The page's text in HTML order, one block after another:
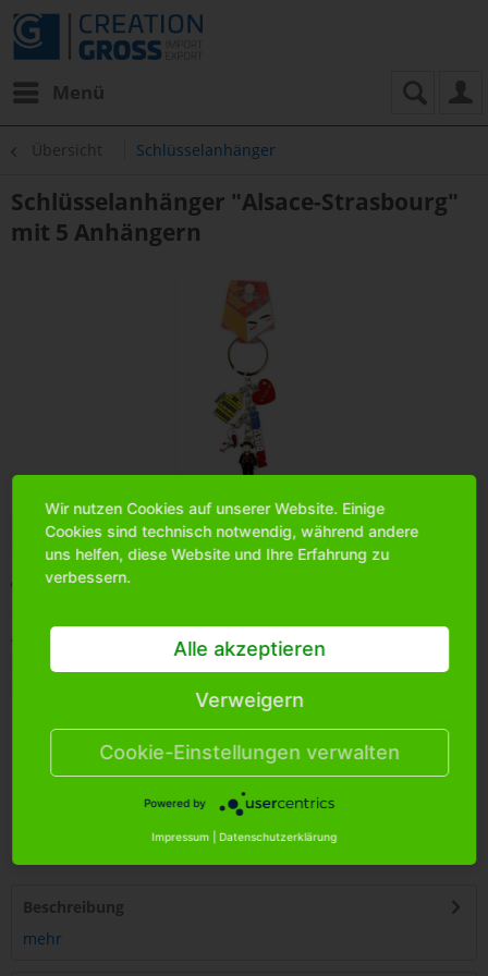
Menü
Übersicht Schlüsselanhänger
Schlüsselanhänger "Alsace-Strasbourg"
mit 5 Anhängern
Bittemelden Sie sich an, um mehr Informationen über das
Produkt zu erhalten.
Merken
Artikel-Nr.:
47
240
250255 451003
Beschreibung
mehr
Wir nutzen Cookies auf unserer Website. Einige
Cookies sind technisch notwendig, während andere
uns helfen, diese Website und Ihre Erfahrung zu
verbessern.
Alle akzeptieren
Verweigern
Cookie-Einstellungen verwalten
Powered by
Impressum Datenschutzerklärung